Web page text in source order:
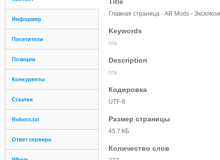
Информер
Посетители
Позиции
Конкуренты
Ссылки
Robots.txt
Ответ сервера
Главная страница - AR Mods -
Keywords
n/a
Description
n/a
Кодировка
UTF-8
Размер страницы
45.7 КБ
Количество слов